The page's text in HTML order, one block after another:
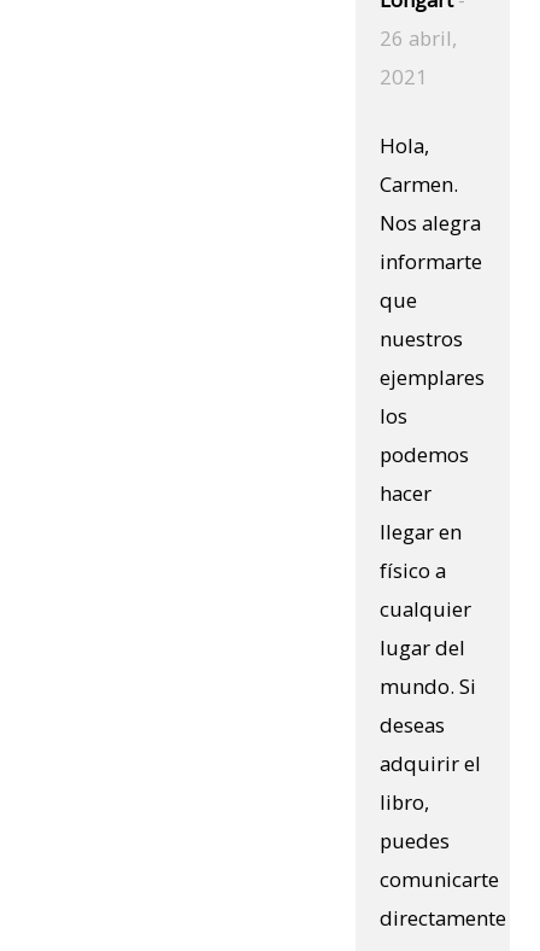
26 abril,
2021
Hola,
Carmen.
Nos alegra
informarte
que
nuestros
ejemplares
los
podemos
hacer
llegar en
físico a
cualquier
lugar del
mundo. Si
deseas
adquirir el
libro,
puedes
comunicarte
directamente